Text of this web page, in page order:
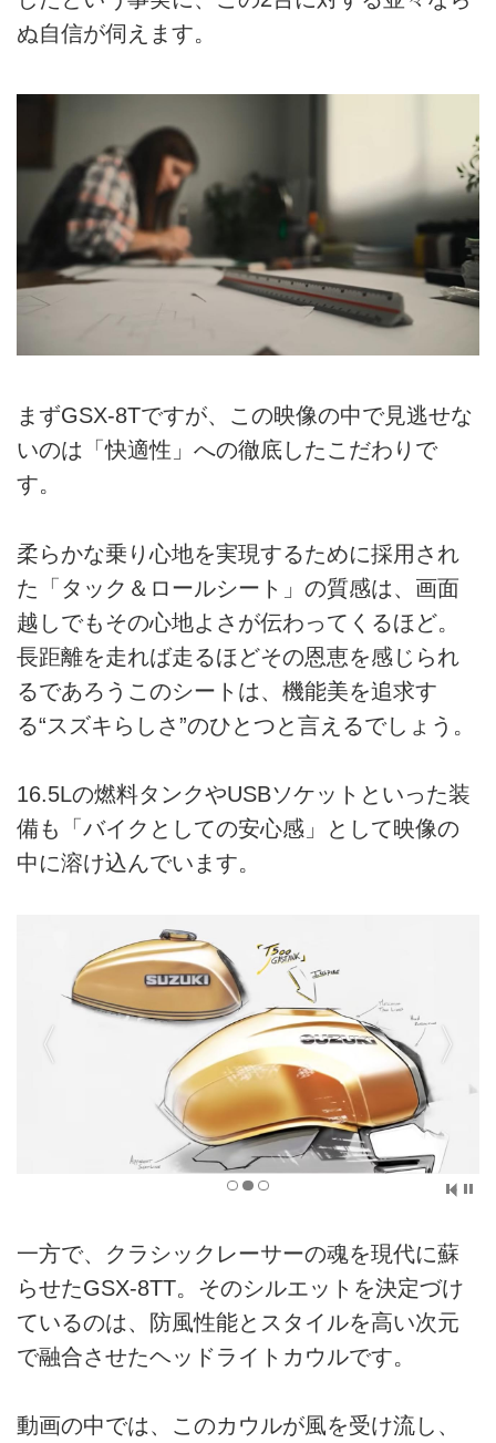
ぬ自信が伺えます。
まずGSX-8Tですが、この映像の中で見逃せな
いのは「快適性」への徹底したこだわりで
す。
柔らかな乗り心地を実現するために採用され
た「タック＆ロールシート」の質感は、画面
越しでもその心地よさが伝わってくるほど。
長距離を走れば走るほどその恩恵を感じられ
るであろうこのシートは、機能美を追求す
る“スズキらしさ”のひとつと言えるでしょう。
16.5Lの燃料タンクやUSBソケットといった装
備も「バイクとしての安心感」として映像の
中に溶け込んでいます。
一方で、クラシックレーサーの魂を現代に蘇
らせたGSX-8TT。そのシルエットを決定づけ
ているのは、防風性能とスタイルを高い次元
で融合させたヘッドライトカウルです。
動画の中では、このカウルが風を受け流し、